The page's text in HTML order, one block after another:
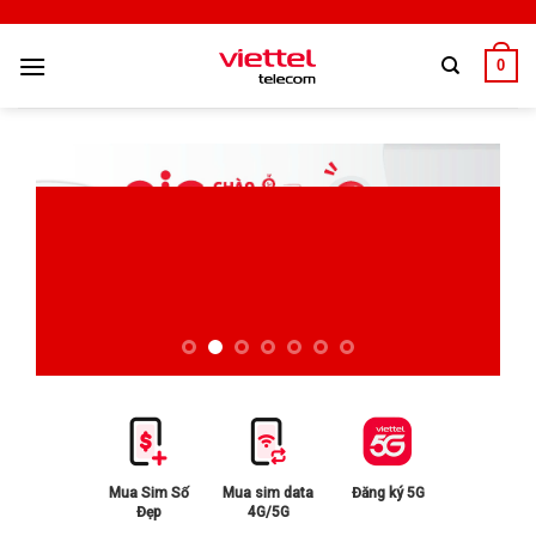
0
Mua Sim Số
Đẹp
Mua sim data
4G/5G
Đăng ký 5G